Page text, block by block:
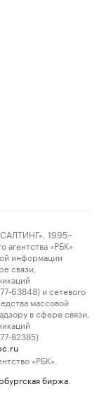
1995–
«РБК»
информации
связи,
63848) и сетевого
массовой
в сфере связи,
82385)
«РБК».
биржа